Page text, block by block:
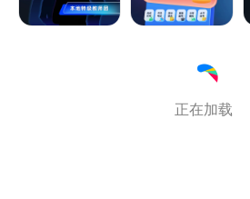
期末刷《押题最后1卷》，升学刷
系统智能匹配，只学最该学的，
每套名校试卷、每道难题都配有
正在加载